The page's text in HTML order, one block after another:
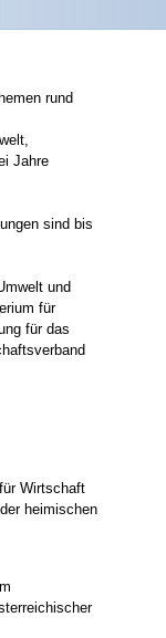
rund
Jahre
sind bis
und
für
für das
Wirtschaft
heimischen